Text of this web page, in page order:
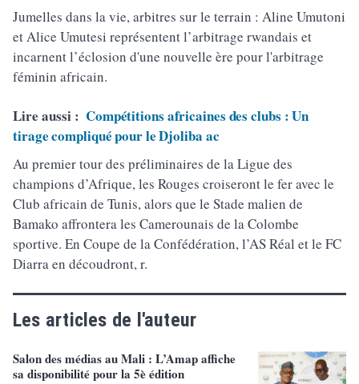
Jumelles dans la vie, arbitres sur le terrain : Aline Umutoni
et Alice Umutesi représentent l’arbitrage rwandais et
incarnent l’éclosion d'une nouvelle ère pour l'arbitrage
féminin africain.
Lire aussi : Compétitions africaines des clubs : Un
tirage compliqué pour le Djoliba ac
Au premier tour des préliminaires de la Ligue des
champions d’Afrique, les Rouges croiseront le fer avec le
Club africain de Tunis, alors que le Stade malien de
Bamako affrontera les Camerounais de la Colombe
sportive. En Coupe de la Confédération, l’AS Réal et le FC
Diarra en découdront, r.
Les articles de l'auteur
Salon des médias au Mali : L’Amap affiche
sa disponibilité pour la 5è édition